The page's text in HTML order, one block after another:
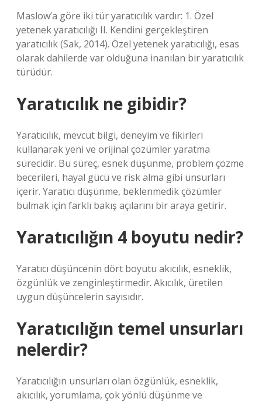
Maslow’a göre iki tür yaratıcılık vardır: 1. Özel
yetenek yaratıcılığı II. Kendini gerçekleştiren
yaratıcılık (Sak, 2014). Özel yetenek yaratıcılığı, esas
olarak dahilerde var olduğuna inanılan bir yaratıcılık
türüdür.
Yaratıcılık ne gibidir?
Yaratıcılık, mevcut bilgi, deneyim ve fikirleri
kullanarak yeni ve orijinal çözümler yaratma
sürecidir. Bu süreç, esnek düşünme, problem çözme
becerileri, hayal gücü ve risk alma gibi unsurları
içerir. Yaratıcı düşünme, beklenmedik çözümler
bulmak için farklı bakış açılarını bir araya getirir.
Yaratıcılığın 4 boyutu nedir?
Yaratıcı düşüncenin dört boyutu akıcılık, esneklik,
özgünlük ve zenginleştirmedir. Akıcılık, üretilen
uygun düşüncelerin sayısıdır.
Yaratıcılığın temel unsurları
nelerdir?
Yaratıcılığın unsurları olan özgünlük, esneklik,
akıcılık, yorumlama, çok yönlü düşünme ve